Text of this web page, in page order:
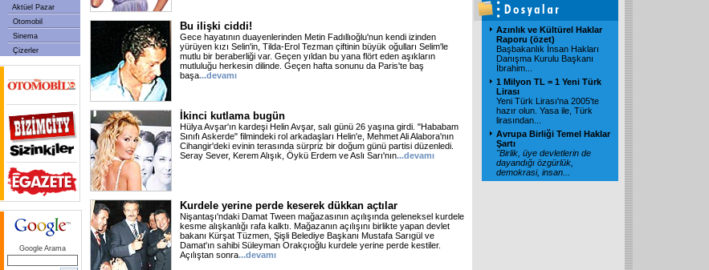
Aktüel Pazar
Otomobil
Sinema
Çizerler
Google Arama
Bu ilişki ciddi!
Gece hayatının duayenlerinden Metin Fadıllıoğlu'nun kendi izinden
yürüyen kızı Selin'in, Tilda-Erol Tezman çiftinin büyük oğulları Selim'le
mutlu bir beraberliği var. Geçen yıldan bu yana flört eden aşıkların
mutluluğu herkesin dilinde. Geçen hafta sonunu da Paris'te baş
başa...devamı
İkinci kutlama bugün
Hülya Avşar'ın kardeşi Helin Avşar, salı günü 26 yaşına girdi. "Hababam
Sınıfı Askerde" filmindeki rol arkadaşları Helin'e, Mehmet Ali Alabora'nın
Cihangir'deki evinin terasında sürpriz bir doğum günü partisi düzenledi.
Seray Sever, Kerem Alışık, Öykü Erdem ve Aslı Sarı'nın...devamı
Kurdele yerine perde keserek dükkan açtılar
Nişantaşı'ndaki Damat Tween mağazasının açılışında geleneksel kurdele
kesme alışkanlığı rafa kalktı. Mağazanın açılışını birlikte yapan devlet
bakanı Kürşat Tüzmen, Şişli Belediye Başkanı Mustafa Sarıgül ve
Damat'ın sahibi Süleyman Orakçıoğlu kurdele yerine perde kestiler.
Açılıştan sonra...devamı
Azınlık ve Kültürel Haklar
Raporu (özet)
Başbakanlık İnsan Hakları
Danışma Kurulu Başkanı
İbrahim
1 Milyon TL = 1 Yeni Türk
Lirası
Yeni Türk Lirası'na 2005'te
hazır olun. Yasa ile, Türk
lirasından
Avrupa Birliği Temel Haklar
Şartı
"Birlik, üye devletlerin de
dayandığı özgürlük,
demokrasi, insan